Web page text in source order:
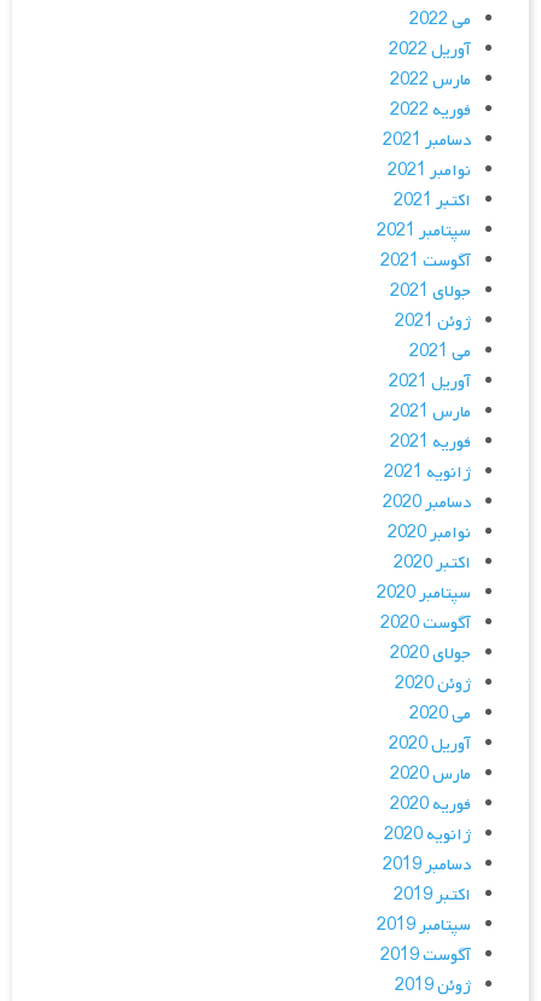
می 2022
آوریل 2022
مارس 2022
فوریه 2022
دسامبر 2021
نوامبر 2021
اکتبر 2021
سپتامبر 2021
آگوست 2021
جولای 2021
ژوئن 2021
می 2021
آوریل 2021
مارس 2021
فوریه 2021
ژانویه 2021
دسامبر 2020
نوامبر 2020
اکتبر 2020
سپتامبر 2020
آگوست 2020
جولای 2020
ژوئن 2020
می 2020
آوریل 2020
مارس 2020
فوریه 2020
ژانویه 2020
دسامبر 2019
اکتبر 2019
سپتامبر 2019
آگوست 2019
ژوئن 2019